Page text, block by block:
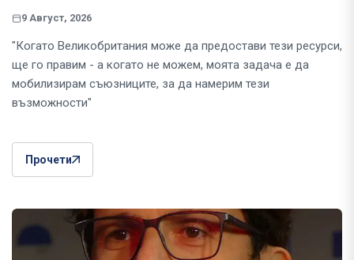
9 Август, 2026
"Когато Великобритания може да предостави тези ресурси,
ще го правим - а когато не можем, моята задача е да
мобилизирам съюзниците, за да намерим тези
възможности"
Прочети